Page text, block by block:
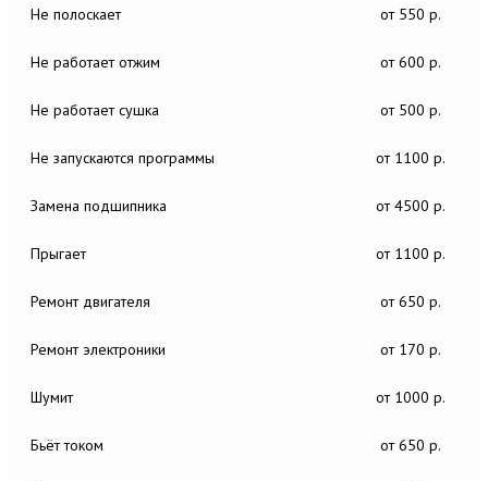
Не полоскает от 550 р.
Не работает отжим от 600 р.
Не работает сушка от 500 р.
Не запускаются программы от 1100 р.
Замена подшипника от 4500 р.
Прыгает от 1100 р.
Ремонт двигателя от 650 р.
Ремонт электроники от 170 р.
Шумит от 1000 р.
Бьёт током от 650 р.